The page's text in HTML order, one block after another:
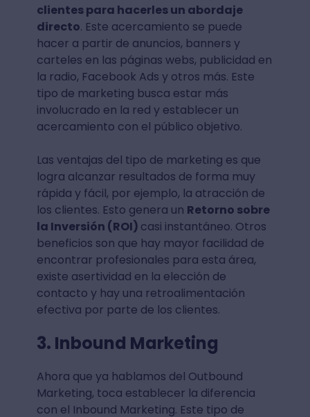
clientes para hacerles un abordaje
directo. Este acercamiento se puede
hacer a partir de anuncios, banners y
carteles en las páginas webs, publicidad en
la radio, Facebook Ads y otros más. Este
tipo de marketing busca estar más
involucrado en la red y establecer un
acercamiento con el público objetivo.
Las ventajas del tipo de marketing es que
logra alcanzar resultados de forma muy
rápida y fácil, por ejemplo, la atracción de
los clientes. Esto genera un Retorno sobre
la Inversión (ROI) casi instantáneo. Otros
beneficios son que hay mayor facilidad de
encontrar profesionales para esta área,
existe asertividad en la elección de
contacto y hay una retroalimentación
efectiva por parte de los clientes.
3. Inbound Marketing
Ahora que ya hablamos del Outbound
Marketing, toca establecer la diferencia
con el Inbound Marketing. Este tipo de